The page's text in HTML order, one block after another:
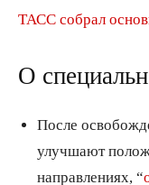
ТАСС собрал
О
После
улучшают
направлениях, “